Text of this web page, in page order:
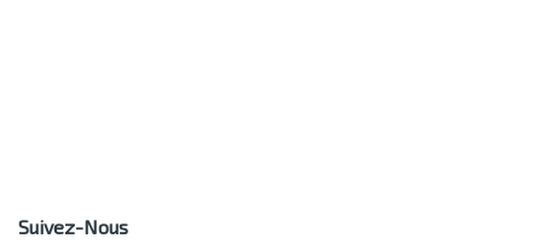
Suivez-Nous